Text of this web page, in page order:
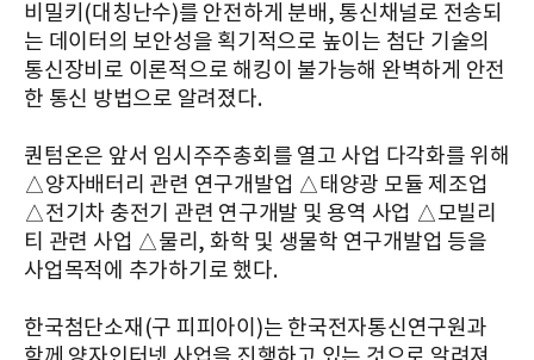
비밀키(대칭난수)를 안전하게 분배, 통신채널로 전송되
는 데이터의 보안성을 획기적으로 높이는 첨단 기술의
통신장비로 이론적으로 해킹이 불가능해 완벽하게 안전
한 통신 방법으로 알려졌다.
퀀텀온은 앞서 임시주주총회를 열고 사업 다각화를 위해
△양자배터리 관련 연구개발업 △태양광 모듈 제조업
△전기차 충전기 관련 연구개발 및 용역 사업 △모빌리
티 관련 사업 △물리, 화학 및 생물학 연구개발업 등을
사업목적에 추가하기로 했다.
한국첨단소재(구 피피아이)는 한국전자통신연구원과